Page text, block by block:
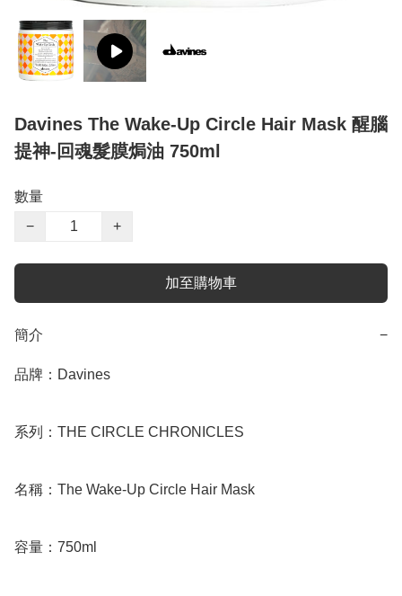
Davines The Wake-Up Circle Hair Mask 醒腦
提神-回魂髮膜焗油 750ml
數量
−
+
加至購物車
簡介 −
品牌：Davines
系列：THE CIRCLE CHRONICLES
名稱：The Wake-Up Circle Hair Mask
容量：750ml